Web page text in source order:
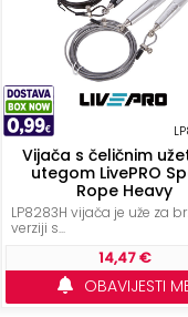
Vijača s čeličnim
utegom LivePRO
Rope Heavy
LP8283H vijača je uže za
verziji s...
14,47 €
OBAVIJESTI